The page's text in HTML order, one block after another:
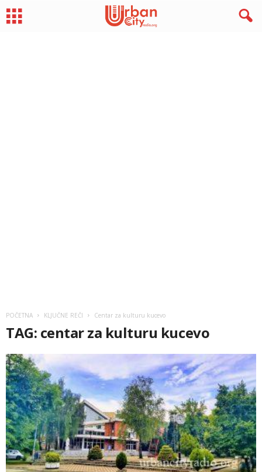
POČETNA KLJUČNE REČI Centar za kulturu kucevo
TAG: centar za kulturu kucevo